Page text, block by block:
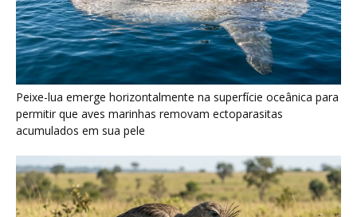
Seriema utiliza pernas longas e arremessa serpentes contra
rochas para subjugar presas peçonhentas nos campos